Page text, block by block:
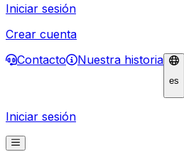
Iniciar sesión
Crear cuenta
Contacto
Nuestra historia
es
Iniciar sesión